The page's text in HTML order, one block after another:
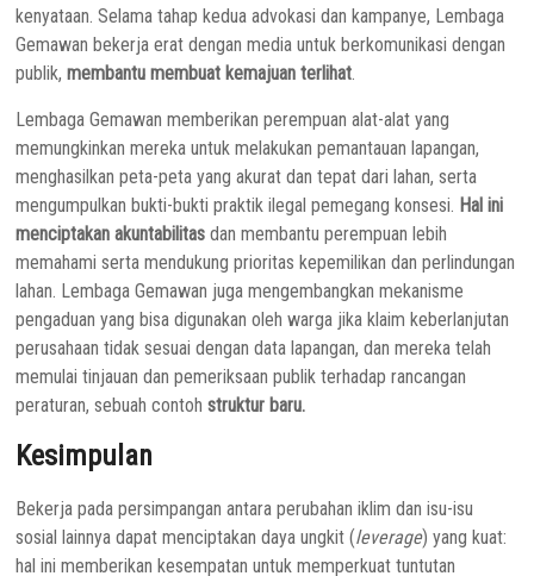
kenyataan. Selama tahap kedua advokasi dan kampanye, Lembaga
Gemawan bekerja erat dengan media untuk berkomunikasi dengan
publik,membantu membuat kemajuan terlihat
Lembaga Gemawan memberikan perempuan alat-alat yang
memungkinkan mereka untuk melakukan pemantauan lapangan,
menghasilkan peta-peta yang akurat dan tepat dari lahan, serta
mengumpulkan bukti-bukti praktik ilegal pemegang konsesi. Hal ini
menciptakan akuntabilitas dan membantu perempuan lebih
memahami serta mendukung prioritas kepemilikan dan perlindungan
lahan. Lembaga Gemawan juga mengembangkan mekanisme
pengaduan yang bisa digunakan oleh warga jika klaim keberlanjutan
perusahaan tidak sesuai dengan data lapangan, dan mereka telah
memulai tinjauan dan pemeriksaan publik terhadap rancangan
peraturan, sebuah contohstruktur baru.
Kesimpulan
Bekerja pada persimpangan antara perubahan iklim dan isu-isu
sosial lainnya dapat menciptakan daya ungkit (leverage) yang kuat:
hal ini memberikan kesempatan untuk memperkuat tuntutan